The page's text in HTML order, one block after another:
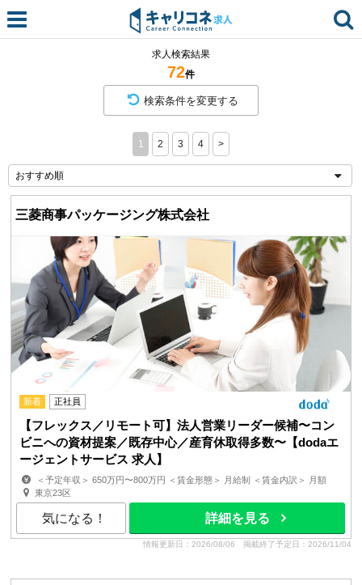
求人検索結果
72件
検索条件を変更する
1 2 3 4 >
三菱商事パッケージング株式会社
新着 正社員
【フレックス／リモート可】法人営業リーダー候補〜コン
ビニへの資材提案／既存中心／産育休取得多数〜【dodaエ
ージェントサービス 求人】
＜予定年収＞ 650万円〜800万円 ＜賃金形態＞ 月給制 ＜賃金内訳＞ 月額
（基本給）：380,000円〜477,000円 ＜月給＞ 3...
東京23区
気になる！ 詳細を見る
情報更新日：2026/08/06 掲載終了予定日：2026/11/04